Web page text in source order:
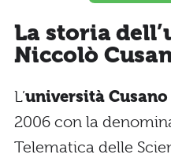
La storia
Niccolò
L’università Cusano
2006 con la
Telematica delle